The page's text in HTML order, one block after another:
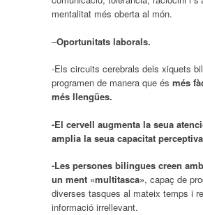
mentalitat més oberta al món.
–Oportunitats laborals.
-Els circuits cerebrals dels xiquets
programen de manera que és més
més llengües.
-El cervell augmenta la seua
amplia la seua capacitat
-Les persones bilingues creen
un ment «multitasca», capaç de
diverses tasques al mateix temps i
informació irrellevant.